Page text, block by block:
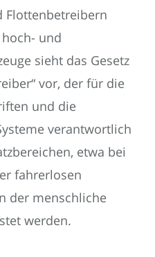
Flottenbetreibern
und
sieht das Gesetz
vor, der für die
und die
verantwortlich
etwa bei
fahrerlosen
der menschliche
werden.